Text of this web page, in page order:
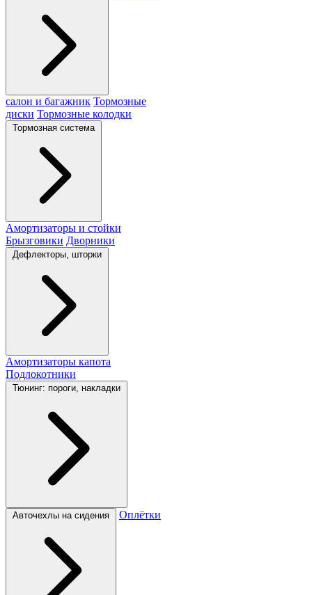
салон и багажник Тормозные
диски Тормозные колодки
Тормозная система
Амортизаторы и стойки
Брызговики Дворники
Дефлекторы, шторки
Амортизаторы капота
Подлокотники
Тюнинг: пороги, накладки
Авточехлы на сидения Оплётки